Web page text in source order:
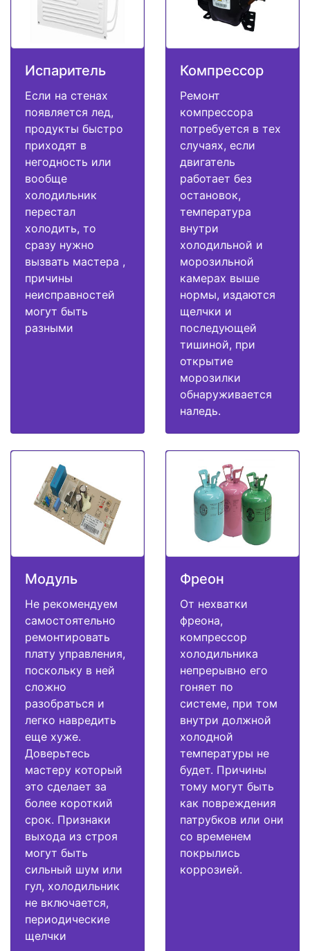
Испаритель
Если на стенах
появляется лед,
продукты быстро
приходят в
негодность или
вообще
холодильник
перестал
холодить, то
сразу нужно
вызвать мастера ,
причины
неисправностей
могут быть
разными
Компрессор
Ремонт
компрессора
потребуется в тех
случаях, если
двигатель
работает без
остановок,
температура
внутри
холодильной и
морозильной
камерах выше
нормы, издаются
щелчки и
последующей
тишиной, при
открытие
морозилки
обнаруживается
наледь.
Модуль
Не рекомендуем
самостоятельно
ремонтировать
плату управления,
поскольку в ней
сложно
разобраться и
легко навредить
еще хуже.
Доверьтесь
мастеру который
это сделает за
более короткий
срок. Признаки
выхода из строя
могут быть
сильный шум или
гул, холодильник
не включается,
периодические
щелчки
Фреон
От нехватки
фреона,
компрессор
холодильника
непрерывно его
гоняет по
системе, при том
внутри должной
холодной
температуры не
будет. Причины
тому могут быть
как повреждения
патрубков или они
со временем
покрылись
коррозией.